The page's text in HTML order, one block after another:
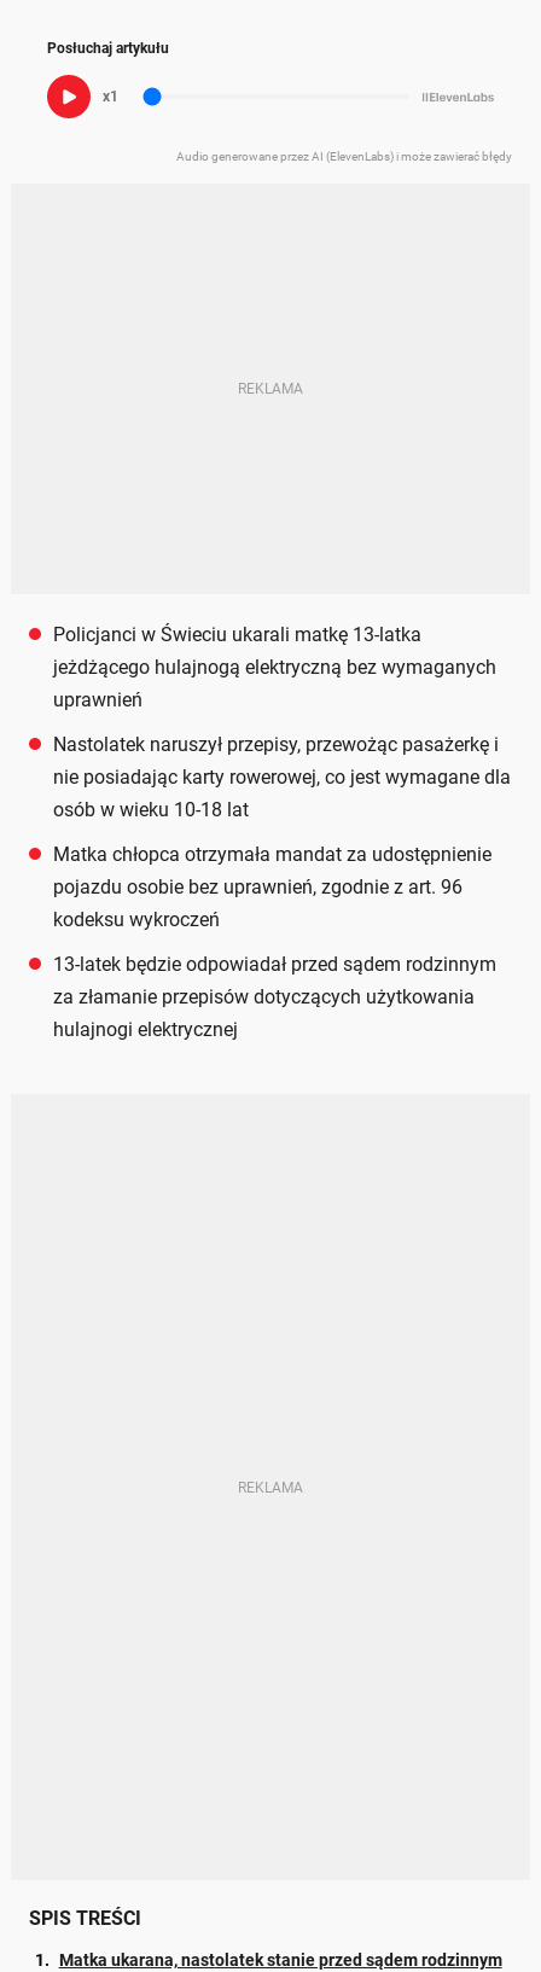
Posłuchaj artykułu
x1
Audio generowane przez AI (ElevenLabs) i może zawierać błędy
Policjanci w Świeciu ukarali matkę 13-latka
jeżdżącego hulajnogą elektryczną bez wymaganych
uprawnień
Nastolatek naruszył przepisy, przewożąc pasażerkę i
nie posiadając karty rowerowej, co jest wymagane dla
osób w wieku 10-18 lat
Matka chłopca otrzymała mandat za udostępnienie
pojazdu osobie bez uprawnień, zgodnie z art. 96
kodeksu wykroczeń
13-latek będzie odpowiadał przed sądem rodzinnym
za złamanie przepisów dotyczących użytkowania
hulajnogi elektrycznej
SPIS TREŚCI
Matka ukarana, nastolatek stanie przed sądem rodzinnym